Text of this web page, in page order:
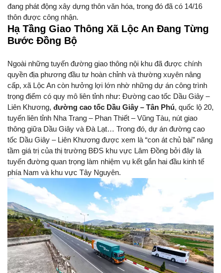
đang phát động xây dựng thôn văn hóa, trong đó đã có 14/16
thôn được công nhận.
Hạ Tầng Giao Thông Xã Lộc An Đang Từng
Bước Đồng Bộ
Ngoài những tuyến đường giao thông nội khu đã được chính
quyền địa phương đầu tư hoàn chỉnh và thường xuyên nâng
cấp, xã Lộc An còn hưởng lợi lớn nhờ những dự án công trình
trọng điểm có quy mô liên tỉnh như: Đường cao tốc Dầu Giây –
Liên Khương, đường cao tốc Dầu Giây – Tân Phú, quốc lộ 20,
tuyến liên tỉnh Nha Trang – Phan Thiết – Vũng Tàu, nút giao
thông giữa Dầu Giây và Đà Lạt… Trong đó, dự án đường cao
tốc Dầu Giây – Liên Khương được xem là “con át chủ bài” nâng
tầm giá trị của thị trường BĐS khu vực Lâm Đồng bởi đây là
tuyến đường quan trọng làm nhiệm vụ kết gắn hai đầu kinh tế
phía Nam và khu vực Tây Nguyên.